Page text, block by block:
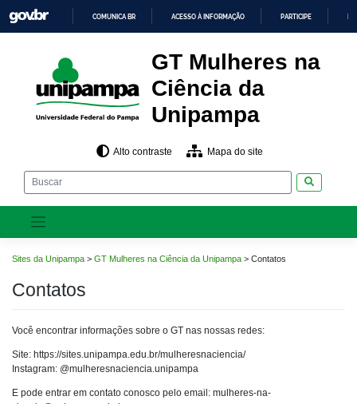
para
o
O
CONTEÚDO
COMUNICA BR ACESSO À INFORMAÇÃO PARTICIPE
GT Mulheres na
Ciência da
Unipampa
Alto contraste Mapa do site
Sites da Unipampa > GT Mulheres na Ciência da Unipampa > Contatos
Contatos
Você encontrar informações sobre o GT nas nossas redes:
Site: https://sites.unipampa.edu.br/mulheresnaciencia/
Instagram: @mulheresnaciencia.unipampa
E pode entrar em contato conosco pelo email: mulheres-na-